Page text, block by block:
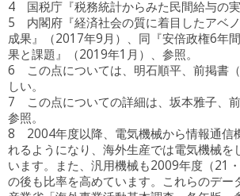
4 国税庁『税務統計からみた民間給与の実
5 内閣府『経済社会の質に着目したアベ
成果』（2017年9月）、同『安倍政権6年
果と課題』（2019年1月）、参照。
6 この点については、明石順平、前掲書
しい。
7 この点についての詳細は、坂本雅子、
参照。
8 2004年度以降、電気機械から情報通信
れるようになり、海外生産では電気機械を
います。また、汎用機械も2009年度（21
の後も比率を高めています。これらのデー